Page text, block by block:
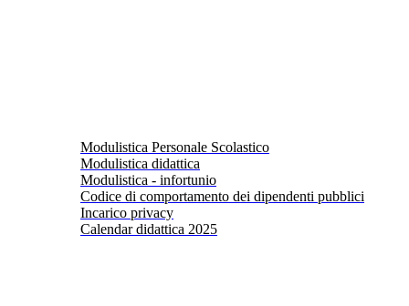
Modulistica Personale Scolastico
Modulistica didattica
Modulistica - infortunio
Codice di comportamento dei dipendenti pubblici
Incarico privacy
Calendar didattica 2025